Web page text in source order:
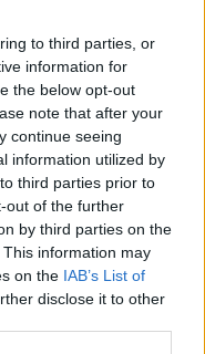
to third parties, or
information for
the below opt-out
note that after your
continue seeing
information utilized by
third parties prior to
out of the further
by third parties on the
This information may
on the IAB’s List of
disclose it to other
ügy – üzenik
szervezetében vezet
a több száz diákot csak
döntsenek a kar
Judit kivonná a